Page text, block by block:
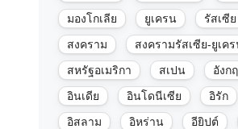
มองโกเลีย ยูเครน รัสเซีย
สงคราม
สงครามรัสเซีย-ยูเค
สหรัฐอเมริกา
สเปน อังก
อินเดีย
อินโดนีเซีย อิรัก
อิสลาม
อิหร่าน อียิปต์